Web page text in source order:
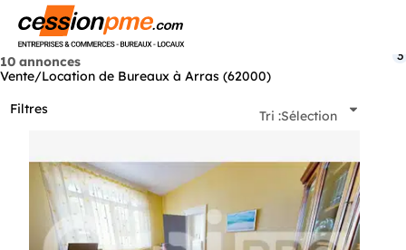
10 annonces
Vente/Location de Bureaux à Arras (62000)
Filtres
3
Tri :Sélection